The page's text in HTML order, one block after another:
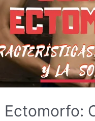
Ectomorfo: